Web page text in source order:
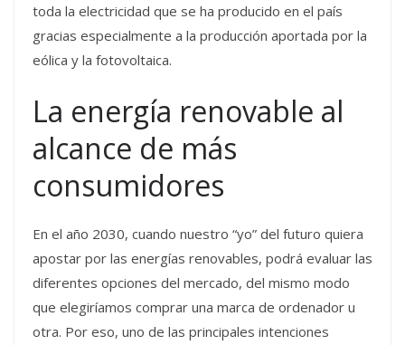
toda la electricidad que se ha producido en el país
gracias especialmente a la producción aportada por la
eólica y la fotovoltaica.
La energía renovable al
alcance de más
consumidores
En el año 2030, cuando nuestro “yo” del futuro quiera
apostar por las energías renovables, podrá evaluar las
diferentes opciones del mercado, del mismo modo
que elegiríamos comprar una marca de ordenador u
otra. Por eso, uno de las principales intenciones